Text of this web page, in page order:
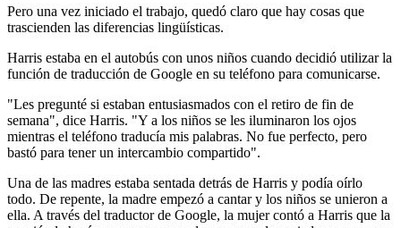
Pero una vez iniciado el trabajo, quedó claro que hay cosas que
trascienden las diferencias lingüísticas.
Harris estaba en el autobús con unos niños cuando decidió utilizar la
función de traducción de Google en su teléfono para comunicarse.
"Les pregunté si estaban entusiasmados con el retiro de fin de
semana", dice Harris. "Y a los niños se les iluminaron los ojos
mientras el teléfono traducía mis palabras. No fue perfecto, pero
bastó para tener un intercambio compartido".
Una de las madres estaba sentada detrás de Harris y podía oírlo
todo. De repente, la madre empezó a cantar y los niños se unieron a
ella. A través del traductor de Google, la mujer contó a Harris que la